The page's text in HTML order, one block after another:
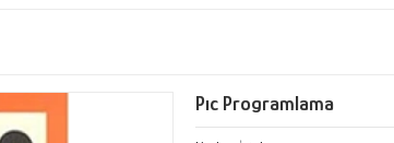
Pıc Programlama